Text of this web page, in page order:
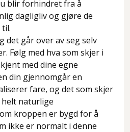
blir forhindret fra å
dagligliv og gjøre de
det går over av seg selv
Følg med hva som skjer i
med dine egne
din gjennomgår en
fare, og det som skjer
naturlige
kroppen er bygd for å
ikke er normalt i denne